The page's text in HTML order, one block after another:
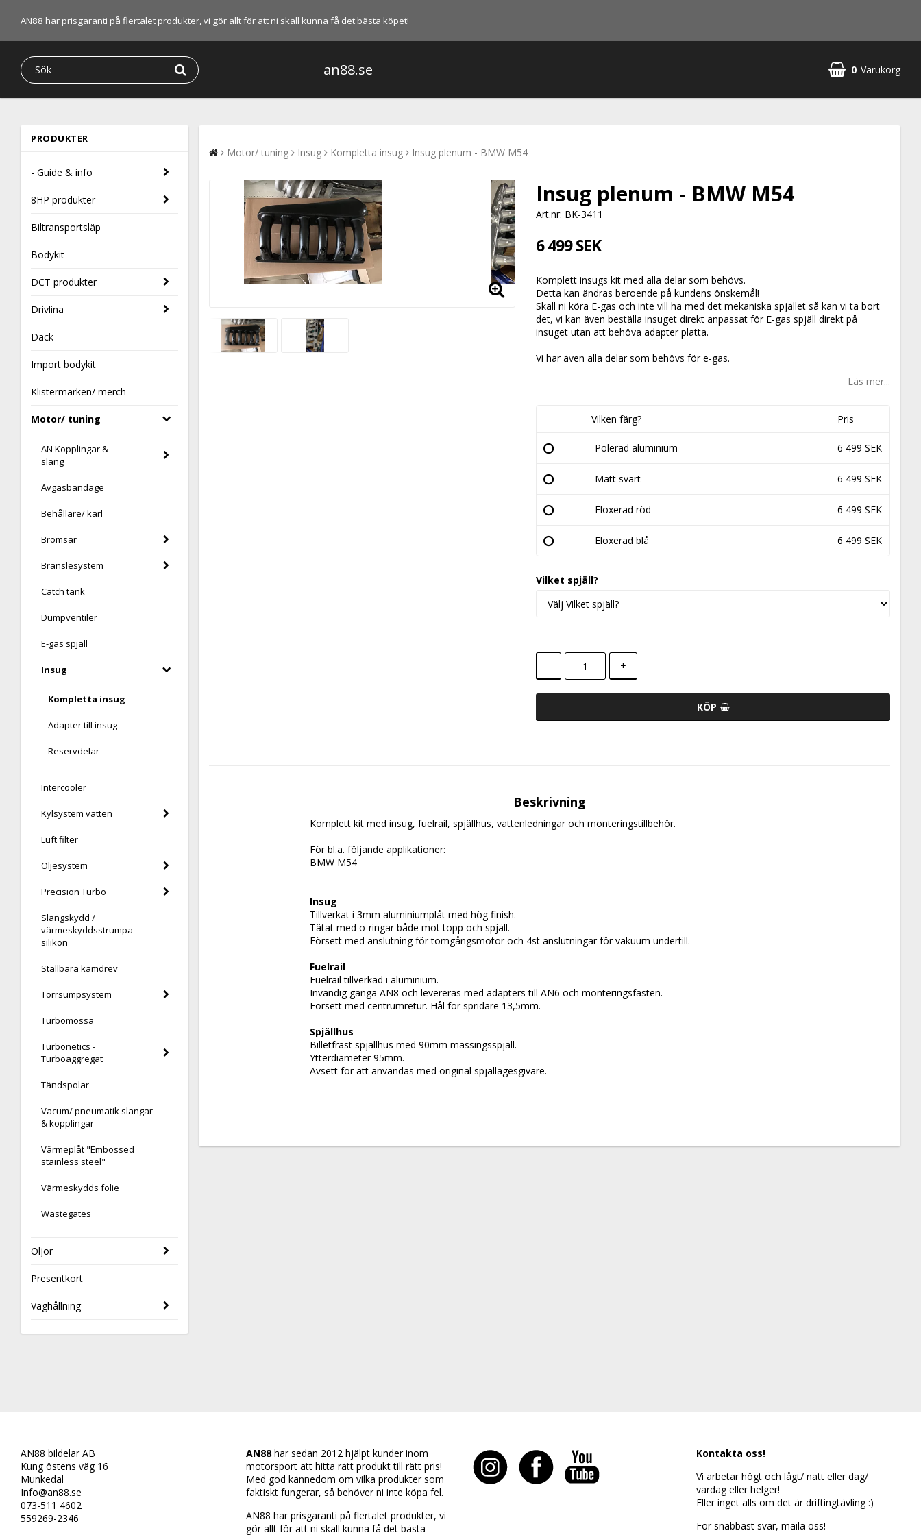
AN88 har prisgaranti på flertalet produkter, vi gör allt för att ni skall kunna få det bästa köpet!
an88.se 0 Varukorg
PRODUKTER
- Guide & info
8HP produkter
Biltransportsläp
Bodykit
DCT produkter
Drivlina
Däck
Import bodykit
Klistermärken/ merch
Motor/ tuning
AN Kopplingar &
slang
Avgasbandage
Behållare/ kärl
Bromsar
Bränslesystem
Catch tank
Dumpventiler
E-gas spjäll
Insug
Kompletta insug
Adapter till insug
Reservdelar
Intercooler
Kylsystem vatten
Luft filter
Oljesystem
Precision Turbo
Slangskydd /
värmeskyddsstrumpa
silikon
Ställbara kamdrev
Torrsumpsystem
Turbomössa
Turbonetics -
Turboaggregat
Tändspolar
Vacum/ pneumatik slangar
& kopplingar
Värmeplåt "Embossed
stainless steel"
Värmeskydds folie
Wastegates
Oljor
Presentkort
Väghållning
Motor/ tuning Insug Kompletta insug Insug plenum - BMW M54
Insug plenum - BMW M54
Art.nr: BK-3411
6 499 SEK
Komplett insugs kit med alla delar som behövs.
Detta kan ändras beroende på kundens önskemål!
Skall ni köra E-gas och inte vill ha med det mekaniska spjället så kan vi ta bort
det, vi kan även beställa insuget direkt anpassat för E-gas spjäll direkt på
insuget utan att behöva adapter platta.
Vi har även alla delar som behövs för e-gas.
Läs mer...
Vilken färg? Pris
Polerad aluminium 6 499 SEK
Matt svart 6 499 SEK
Eloxerad röd 6 499 SEK
Eloxerad blå 6 499 SEK
Vilket spjäll?
- +
KÖP
Beskrivning
Komplett kit med insug, fuelrail, spjällhus, vattenledningar och monteringstillbehör.
För bl.a. följande applikationer:
BMW M54
Insug
Tillverkat i 3mm aluminiumplåt med hög finish.
Tätat med o-ringar både mot topp och spjäll.
Försett med anslutning för tomgångsmotor och 4st anslutningar för vakuum undertill.
Fuelrail
Fuelrail tillverkad i aluminium.
Invändig gänga AN8 och levereras med adapters till AN6 och monteringsfästen.
Försett med centrumretur. Hål för spridare 13,5mm.
Spjällhus
Billetfräst spjällhus med 90mm mässingsspjäll.
Ytterdiameter 95mm.
Avsett för att användas med original spjällägesgivare.
AN88 bildelar AB
Kung östens väg 16
Munkedal
Info@an88.se
073-511 4602
559269-2346
AN88har sedan 2012 hjälpt kunder inom
motorsport att hitta rätt produkt till rätt pris!
Med god kännedom om vilka produkter som
faktiskt fungerar, så behöver ni inte köpa fel.
AN88 har prisgaranti på flertalet produkter, vi
gör allt för att ni skall kunna få det bästa
Kontakta oss!
Vi arbetar högt och lågt/ natt eller dag/
vardag eller helger!
Eller inget alls om det är driftingtävling :)
För snabbast svar, maila oss!